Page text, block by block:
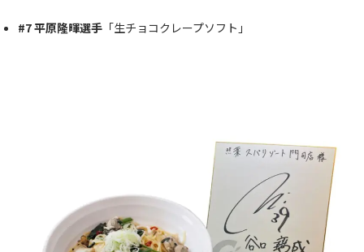
#7 平原隆暉選手 「生チョコクレープソフト」